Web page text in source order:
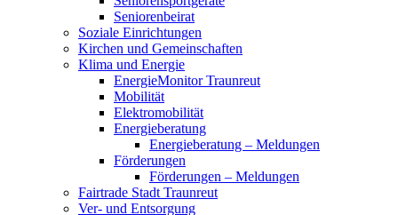
Seniorenbeirat
Soziale Einrichtungen
Kirchen und Gemeinschaften
Klima und Energie
EnergieMonitor Traunreut
Mobilität
Elektromobilität
Energieberatung
Energieberatung – Meldungen
Förderungen
Förderungen – Meldungen
Fairtrade Stadt Traunreut
Ver- und Entsorgung